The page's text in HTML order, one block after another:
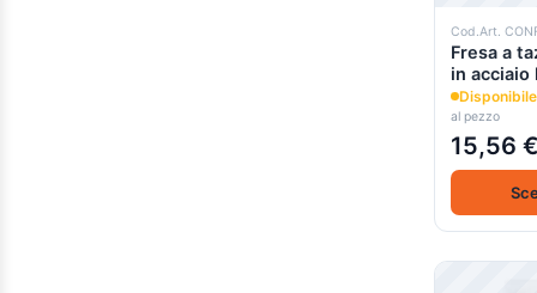
Cod.Art.
Fresa a
in acciaio
al pezzo
15,56 €